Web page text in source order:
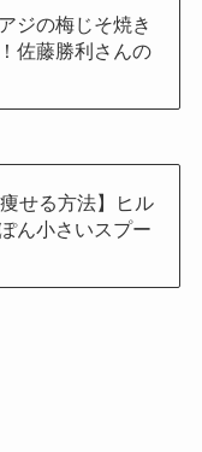
ジの梅じそ焼き
佐藤勝利さんの
せる方法】ヒル
ん小さいスプー